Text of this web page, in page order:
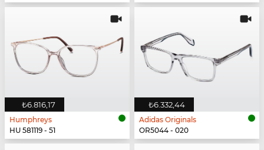
₺6.816,17
Humphreys
HU 581119 - 51
₺6.332,44
Adidas Originals
OR5044 - 020